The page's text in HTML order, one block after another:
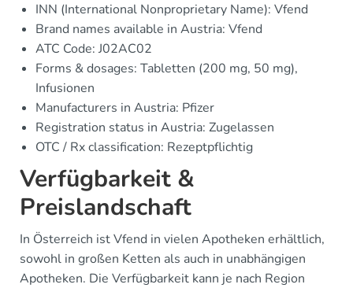
INN (International Nonproprietary Name): Vfend
Brand names available in Austria: Vfend
ATC Code: J02AC02
Forms & dosages: Tabletten (200 mg, 50 mg),
Infusionen
Manufacturers in Austria: Pfizer
Registration status in Austria: Zugelassen
OTC / Rx classification: Rezeptpflichtig
Verfügbarkeit &
Preislandschaft
In Österreich ist Vfend in vielen Apotheken erhältlich,
sowohl in großen Ketten als auch in unabhängigen
Apotheken. Die Verfügbarkeit kann je nach Region